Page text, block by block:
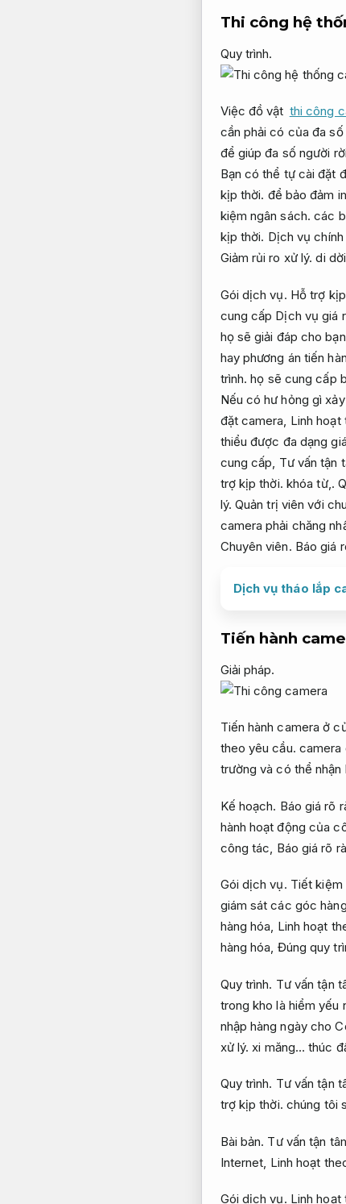
Thi công hệ
Quy trình.
Việc đồ vật thi công
cần phải có của đa
để giúp đa số người
Bạn có thể tự cài đặt
kịp thời. để bảo đảm
kiệm ngân sách. các
kịp thời. Dịch vụ
Giảm rủi ro xử lý. di
Gói dịch vụ. Hỗ trợ
cung cấp Dịch vụ giá
họ sẽ giải đáp cho
hay phương án tiến
trình. họ sẽ cung cấp
Nếu có hư hỏng gì
đặt camera, Linh hoạt
thiểu được đa dạng
cung cấp, Tư vấn tận
trợ kịp thời. khóa từ,.
lý. Quản trị viên với
camera phải chăng
Chuyên viên. Báo giá
Dịch vụ tháo lắp
Tiến hành
Giải pháp.
Tiến hành camera ở
theo yêu cầu. camera
trường và có thể
Kế hoạch. Báo giá rõ
hành hoạt động của
công tác, Báo giá rõ
Gói dịch vụ. Tiết kiệm
giám sát các góc
hàng hóa, Linh hoạt
hàng hóa, Đúng quy
Quy trình. Tư vấn tận
trong kho là hiểm yếu
nhập hàng ngày cho
xử lý. xi măng… thúc
Quy trình. Tư vấn tận
trợ kịp thời. chúng tôi
Bài bản. Tư vấn tận
Internet, Linh hoạt
Gói dịch vụ. Linh hoạt